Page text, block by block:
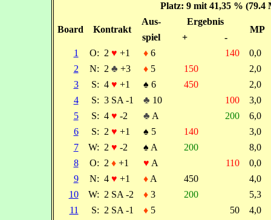
Platz: 9 mit 41,35 % (79.4
Board Kontrakt
Aus- Ergebnis
MP
spiel +
-
1
O: 2 ♥ +1 ♦6 140 0,0
2
N: 2 ♣ +3 ♦5 150 2,0
3
S: 4 ♥ +1 ♠ 6 450 2,0
4
S: 3 SA -1 ♣ 10 100 3,0
5
S: 4 ♥ -2 ♣ A 200 6,0
6
S: 2 ♥ +1 ♠ 5 140 3,0
7
W: 2 ♥ -2 ♠ A 200 8,0
8
O: 2 ♦+1 ♥ A 110 0,0
9
N: 4 ♥ +1 ♦A 450 4,0
10
W: 2 SA -2 ♦3 200 5,3
11
S: 2 SA -1 ♦5 50 4,0